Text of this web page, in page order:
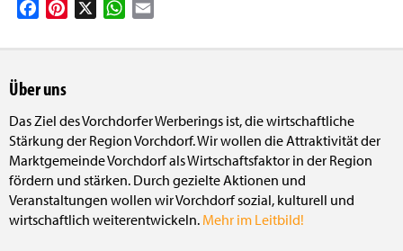
FacebookPinterest WhatsApp
Über uns
Das Ziel des Vorchdorfer Werberings ist, die wirtschaftliche
Stärkung der Region Vorchdorf. Wir wollen die Attraktivität der
Marktgemeinde Vorchdorf als Wirtschaftsfaktor in der Region
fördern und stärken. Durch gezielte Aktionen und
Veranstaltungen wollen wir Vorchdorf sozial, kulturell und
wirtschaftlich weiterentwickeln. Mehr im Leitbild!